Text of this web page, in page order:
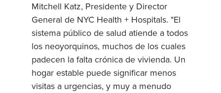
Mitchell Katz, Presidente y Director
General de NYC Health + Hospitals. "El
sistema público de salud atiende a todos
los neoyorquinos, muchos de los cuales
padecen la falta crónica de vivienda. Un
hogar estable puede significar menos
visitas a urgencias, y muy a menudo